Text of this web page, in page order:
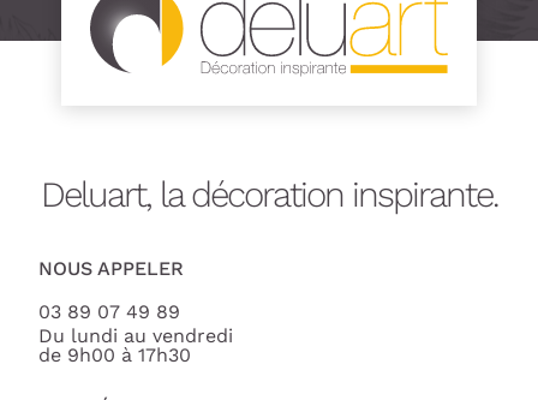
Deluart, la décoration inspirante.
NOUS APPELER
03 89 07 49 89
Du lundi au vendredi
de 9h00 à 17h30